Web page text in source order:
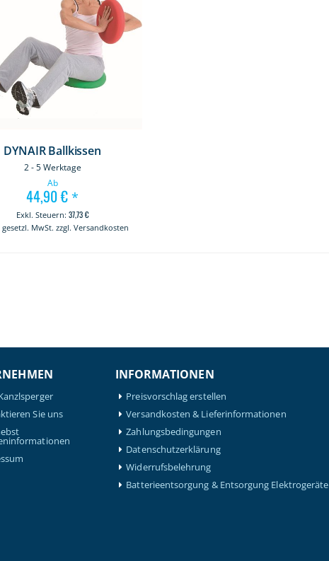
DYNAIR Ballkissen
2 - 5 Werktage
Ab
44,90 € *
37,73 €
MwSt. zzgl. Versandkosten
Sie uns
INFORMATIONEN
Preisvorschlag erstellen
Versandkosten & Lieferinformationen
Zahlungsbedingungen
Datenschutzerklärung
Widerrufsbelehrung
Batterieentsorgung & Entsorgung Elektrogeräte